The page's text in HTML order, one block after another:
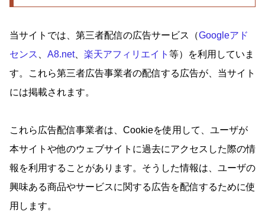
当サイトでは、第三者配信の広告サービス（Googleアド
センス
A8.net、 楽天アフィリエイト 等）を利用していま
す。これら第三者広告事業者の配信する広告が、当サイト
には掲載されます。
これら広告配信事業者は、Cookieを使用して、ユーザが
本サイトや他のウェブサイトに過去にアクセスした際の情
報を利用することがあります。そうした情報は、ユーザの
興味ある商品やサービスに関する広告を配信するために使
用します。